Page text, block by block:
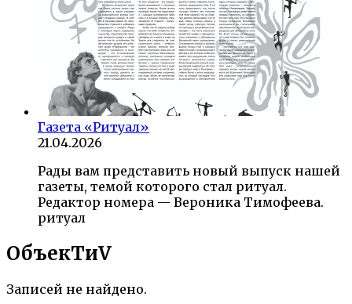
Газета «Ритуал»
21.04.2026
Рады вам представить новый выпуск нашей
газеты, темой которого стал ритуал.
Редактор номера — Вероника Тимофеева.
ритуал
ОбъекTиV
Записей не найдено.